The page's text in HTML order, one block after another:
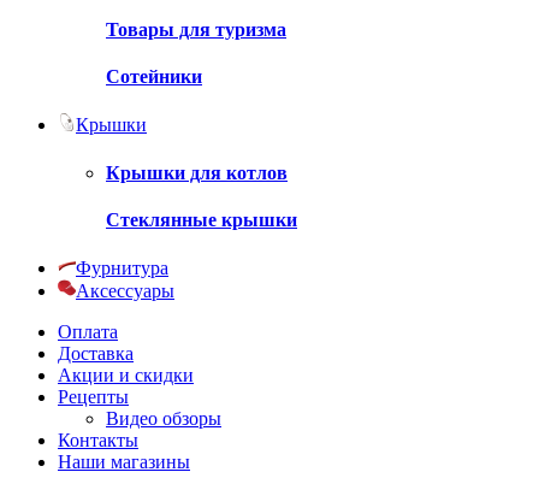
Товары для туризма
Сотейники
Крышки
Крышки для котлов
Стеклянные крышки
Фурнитура
Аксессуары
Оплата
Доставка
Акции и скидки
Рецепты
Видео обзоры
Контакты
Наши магазины